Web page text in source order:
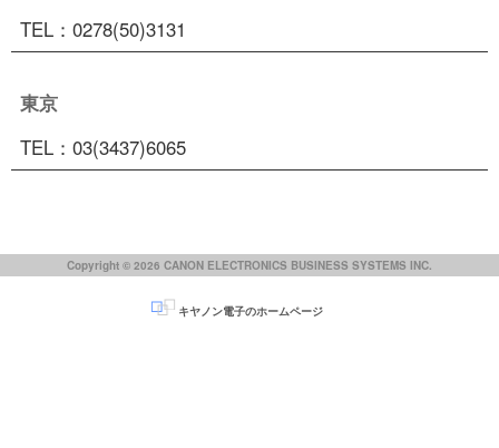
TEL：0278(50)3131
東京
TEL：03(3437)6065
Copyright © 2026 CANON ELECTRONICS BUSINESS SYSTEMS INC.
キヤノン電子のホームページ